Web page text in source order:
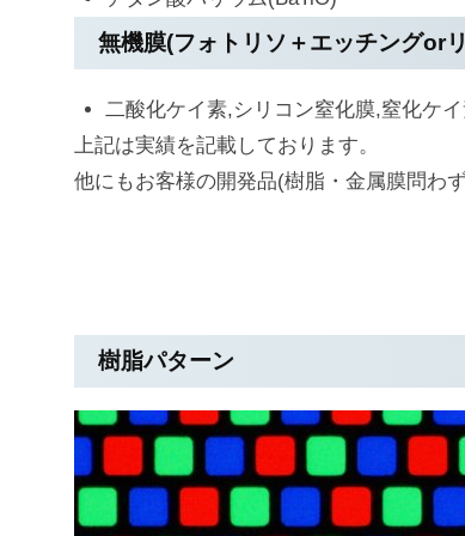
無機膜(フォトリソ＋エッチングor
二酸化ケイ素,シリコン窒化膜,窒化ケ
上記は実績を記載しております。
他にもお客様の開発品(樹脂・金属膜問わ
樹脂パターン